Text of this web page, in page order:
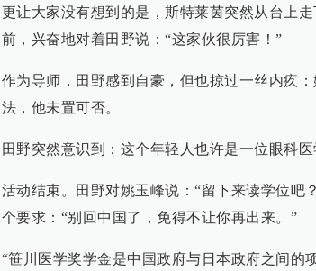
更让大家没有想到的是，斯特莱茵突然从台上
前，兴奋地对着田野说：“这家伙很厉害！”
作为导师，田野感到自豪，但也掠过一丝内疚
法，他未置可否。
田野突然意识到：这个年轻人也许是一位眼科医
活动结束。田野对姚玉峰说：“留下来读学位吧
个要求：“别回中国了，免得不让你再出来。”
“笹川医学奖学金是中国政府与日本政府之间的